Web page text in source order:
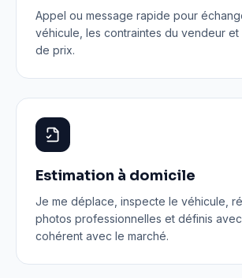
Appel ou message rapide pour
véhicule, les contraintes du vendeur et
de prix.
Estimation à domicile
Je me déplace, inspecte le véhicule,
photos professionnelles et définis
cohérent avec le marché.